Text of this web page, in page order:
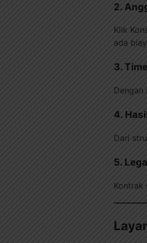
2.
Klik
ada
3.
Dengan
4.
Dari
5.
Kontrak